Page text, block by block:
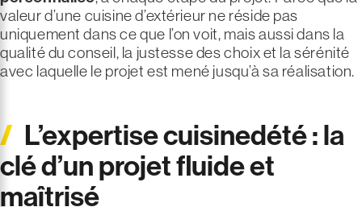
valeur d’une cuisine d’extérieur ne réside pas
uniquement dans ce que l’on voit, mais aussi dans la
qualité du conseil, la justesse des choix et la sérénité
avec laquelle le projet est mené jusqu’à sa réalisation.
L’expertise cuisinedété : la
clé d’un projet fluide et
maîtrisé